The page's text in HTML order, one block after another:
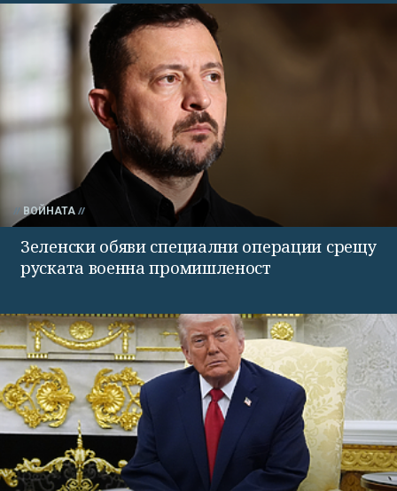
ВОЙНАТА
Зеленски обяви специални операции срещу
руската военна промишленост